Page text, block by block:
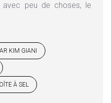
avec peu de choses, le
KIM GIANI
À SEL